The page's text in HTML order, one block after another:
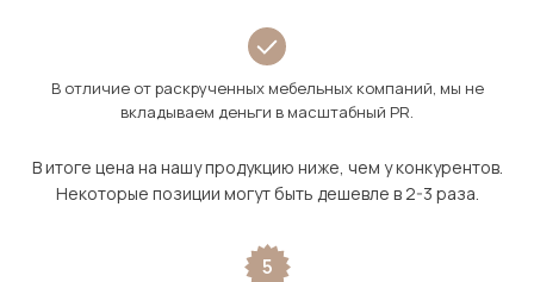
В отличие от раскрученных мебельных компаний, мы не
вкладываем деньги в масштабный PR.
В итоге цена на нашу продукцию ниже, чем у конкурентов.
Некоторые позиции могут быть дешевле в 2-3 раза.
5